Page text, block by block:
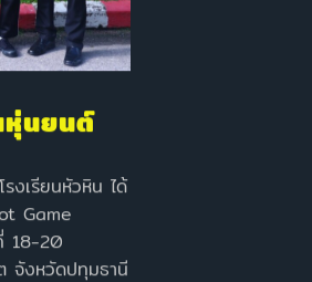
หุ่นยนต์
Game
18-20
งหวัดปทุมธานี